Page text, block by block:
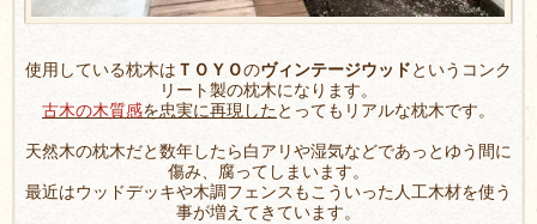
使用している枕木は ＴＯＹＯのヴィンテージウッドというコンク
リート製の枕木になります。
古木の木質感を忠実に再現したとってもリアルな枕木です。
天然木の枕木だと数年したら白アリや湿気などであっとゆう間に
傷み、腐ってしまいます。
最近はウッドデッキや木調フェンスもこういった人工木材を使う
事が増えてきています。